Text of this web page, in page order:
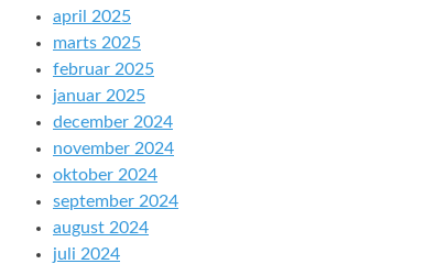
april 2025
marts 2025
februar 2025
januar 2025
december 2024
november 2024
oktober 2024
september 2024
august 2024
juli 2024